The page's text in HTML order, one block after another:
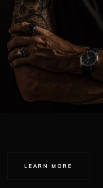
LEARN MORE